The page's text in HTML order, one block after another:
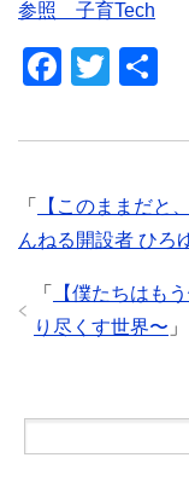
参照 子育Tech
F
c
b
o
o
k
T
tt
「
【このままだと
んねる開設者 ひろ
「
【僕たちはも
り尽くす世界〜 」